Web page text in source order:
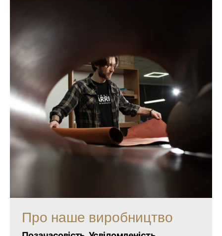
Про наше виробництво